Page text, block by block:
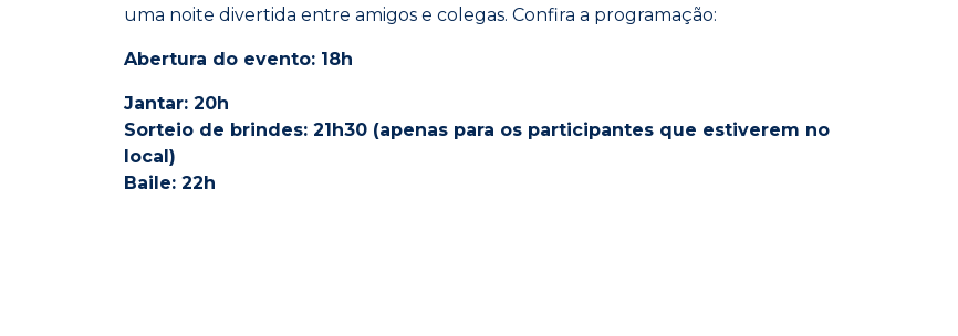
uma noite divertida entre amigos e colegas. Confira a programação:
Abertura do evento: 18h
Jantar: 20h
Sorteio de brindes: 21h30 (apenas para os participantes que estiverem no
local)
Baile: 22h